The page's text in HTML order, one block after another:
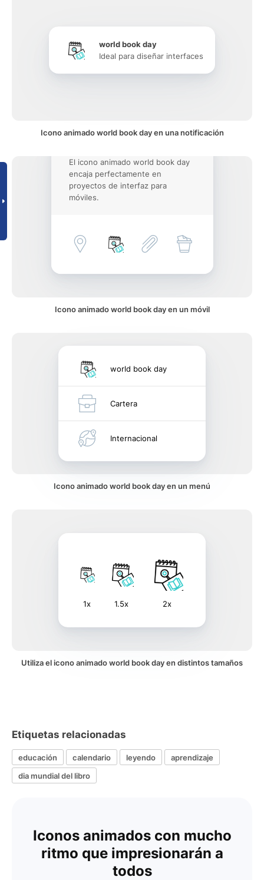
world book day
Ideal para diseñar interfaces
Icono animado world book day en una notificación
El icono animado world book day
encaja perfectamente en
proyectos de interfaz para
móviles.
Icono animado world book day en un móvil
world book day
Cartera
Internacional
Icono animado world book day en un menú
1x 1.5x 2x
Utiliza el icono animado world book day en distintos tamaños
Etiquetas relacionadas
educación calendario leyendo
aprendizaje
dia mundial del libro
Iconos animados con mucho
ritmo que impresionarán a
todos